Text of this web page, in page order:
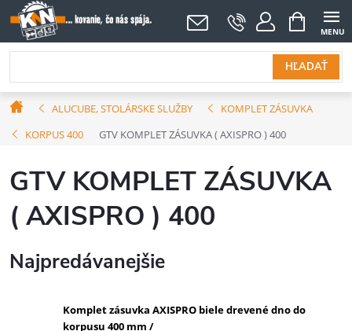
Prejsť
na
obsah
HĽADAŤ
NÁKUPNÝ
KOŠÍK
DomovALUCUBE, STOLÁRSKE SLUŽBY
KOMPLET ZÁSUVKA
KORPUS 400
GTV KOMPLET ZÁSUVKA ( AXISPRO ) 400
GTV KOMPLET ZÁSUVKA
( AXISPRO ) 400
Najpredávanejšie
Komplet zásuvka AXISPRO biele drevené dno do
korpusu 400 mm /